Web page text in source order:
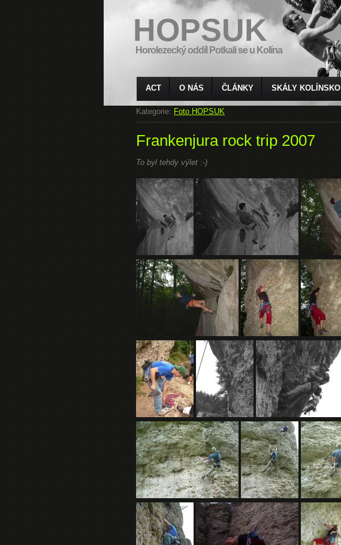
HOPSUK
Horolezecký oddíl Potkali se u Kolína
ACT O NÁS ČLÁNKY SKÁLY KOLÍNSKO
Kategorie: Foto HOPSUK
Frankenjura rock trip 2007
To byl tehdy výlet :-)